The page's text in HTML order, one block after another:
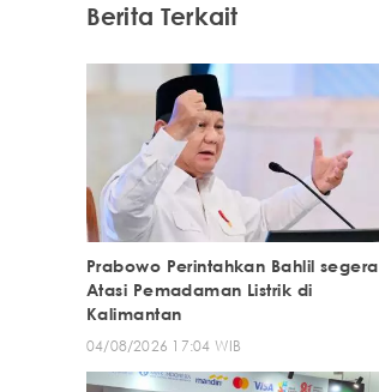
Berita Terkait
Prabowo Perintahkan Bahlil segera
Atasi Pemadaman Listrik di
Kalimantan
04/08/2026 17:04 WIB